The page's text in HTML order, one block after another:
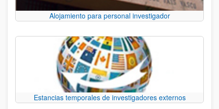
Alojamiento para personal investigador
Estancias temporales de investigadores externos